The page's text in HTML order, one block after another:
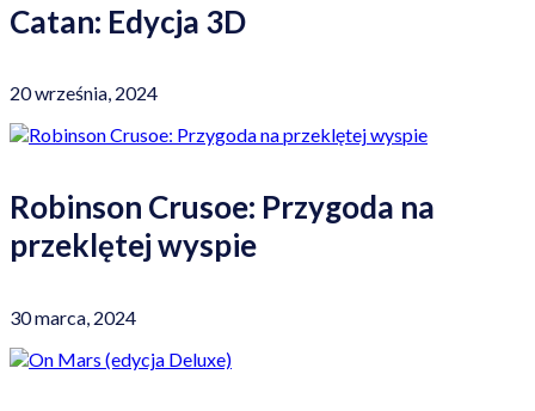
Catan: Edycja 3D
20 września, 2024
Robinson Crusoe: Przygoda na
przeklętej wyspie
30 marca, 2024